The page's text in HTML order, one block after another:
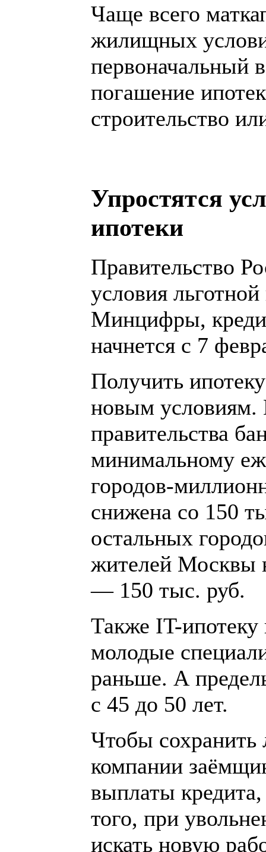
Чаще всего
жилищных
первоначальный
погашение
строительство
Упростятся
ипотеки
Правительство
условия
Минцифры,
начнется с 7
Получить
новым условиям.
правительства
минимальному
городов-
снижена со 150
остальных
жителей Москвы
— 150 тыс. руб.
Также IT-ипотеку
молодые
раньше. А
с 45 до 50 лет.
Чтобы сохранить
компании
выплаты
того, при
искать новую